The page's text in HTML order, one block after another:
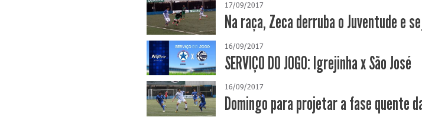
17/09/2017
Na raça, Zeca derruba o Juventude e
16/09/2017
SERVIÇO DO JOGO: Igrejinha x São José
16/09/2017
Domingo para projetar a fase quente